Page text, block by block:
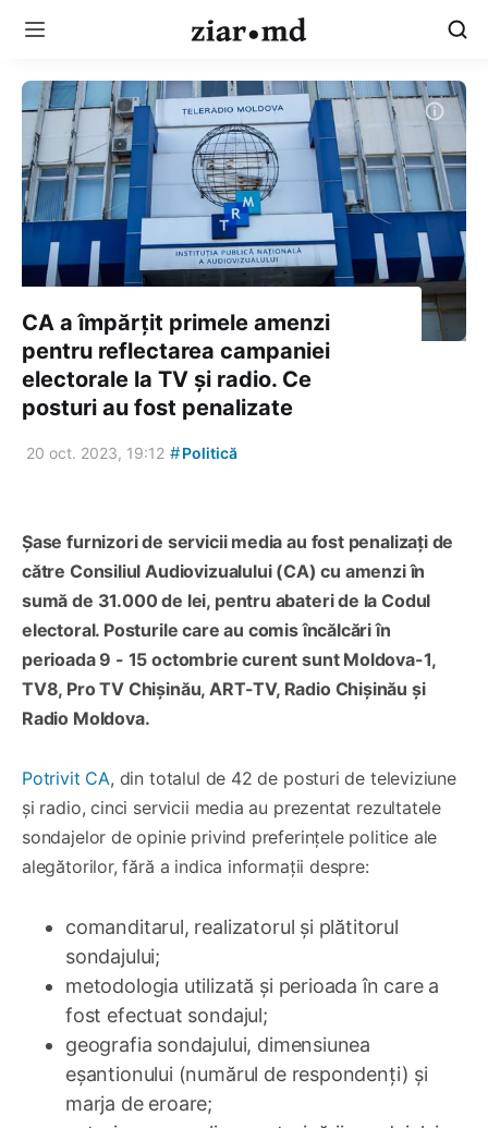
CA a împărțit primele amenzi
pentru reflectarea campaniei
electorale la TV și radio. Ce
posturi au fost penalizate
20 oct. 2023, 19:12 #Politică
Șase furnizori de servicii media au fost penalizați de
către Consiliul Audiovizualului (CA) cu amenzi în
sumă de 31.000 de lei, pentru abateri de la Codul
electoral. Posturile care au comis încălcări în
perioada 9 - 15 octombrie curent sunt Moldova-1,
TV8, Pro TV Chișinău, ART-TV, Radio Chișinău și
Radio Moldova.
Potrivit CA, din totalul de 42 de posturi de televiziune
și radio, cinci servicii media au prezentat rezultatele
sondajelor de opinie privind preferințele politice ale
alegătorilor, fără a indica informații despre:
comanditarul, realizatorul și plătitorul
sondajului;
metodologia utilizată și perioada în care a
fost efectuat sondajul;
geografia sondajului, dimensiunea
eșantionului (numărul de respondenți) și
marja de eroare;